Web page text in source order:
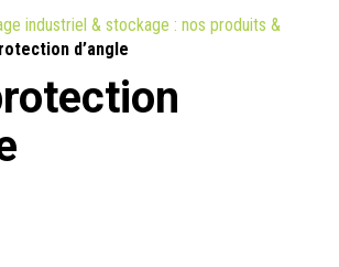
industriel & stockage : nos produits &
d’angle